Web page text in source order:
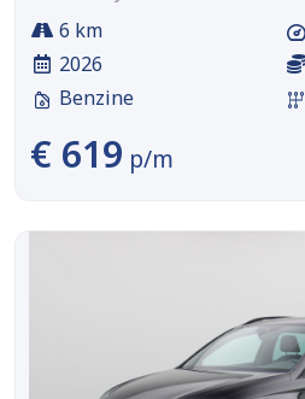
6 km
2026
Benzine
€ 619 p/m